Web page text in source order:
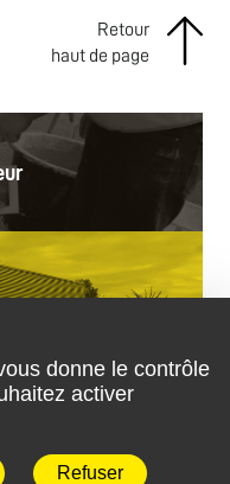
Retour
haut de page
donne le contrôle
activer
Refuser